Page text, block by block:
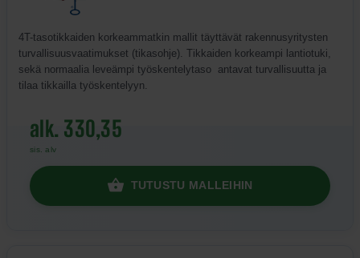
4T-tasotikkaiden korkeammatkin mallit täyttävät rakennusyritysten
turvallisuusvaatimukset (tikasohje). Tikkaiden korkeampi lantiotuki,
sekä normaalia leveämpi työskentelytaso antavat turvallisuutta ja
tilaa tikkailla työskentelyyn.
alk. 330,35
sis. alv
TUTUSTU MALLEIHIN